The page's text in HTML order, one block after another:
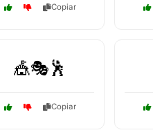
Copiar
🎪🎭🕺
Copiar